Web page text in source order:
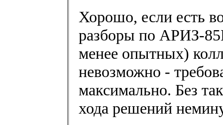
Хорошо, если есть
разборы по АРИЗ-
менее опытных)
невозможно -
максимально. Без
хода решений